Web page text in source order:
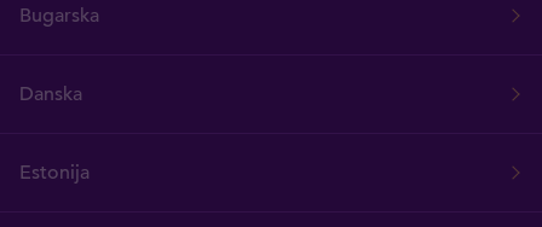
Bugarska
Danska
Estonija